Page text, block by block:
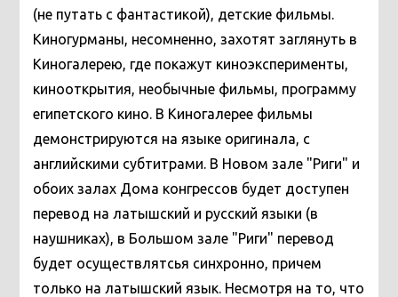
(не путать с фантастикой), детские фильмы.
Киногурманы, несомненно, захотят заглянуть в
Киногалерею, где покажут киноэксперименты,
кинооткрытия, необычные фильмы, программу
египетского кино. В Киногалерее фильмы
демонстрируются на языке оригинала, с
английскими субтитрами. В Новом зале "Риги" и
обоих залах Дома конгрессов будет доступен
перевод на латышский и русский языки (в
наушниках), в Большом зале "Риги" перевод
будет осуществлятсья синхронно, причем
только на латышский язык. Несмотря на то, что